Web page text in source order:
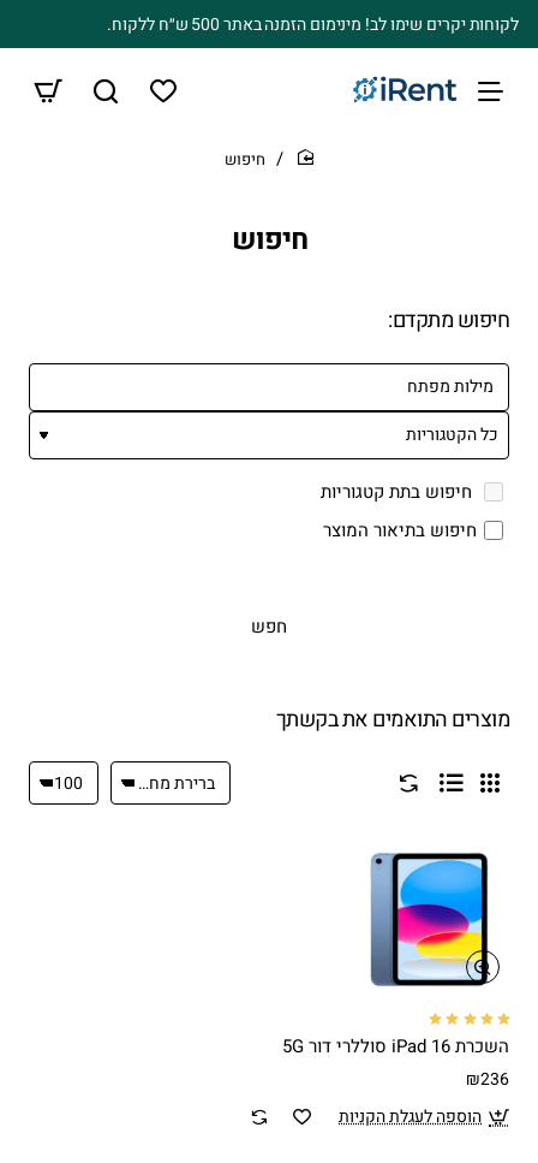
לקוחות יקרים שימו לב! מינימום הזמנה באתר 500 ש״ח ללקוח.
חיפוש
home
חיפוש
חיפוש מתקדם:
חיפוש בתת קטגוריות
חיפוש בתיאור המוצר
חפש
מוצרים התואמים את בקשתך
השכרת iPad 16 סוללרי דור 5G
₪236
הוספה לעגלת הקניות